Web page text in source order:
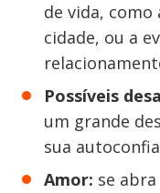
de vida,
cidade, ou a
Possíveis
um grande
sua
Amor: se